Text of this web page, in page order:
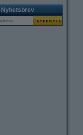
Nyhetsbrev